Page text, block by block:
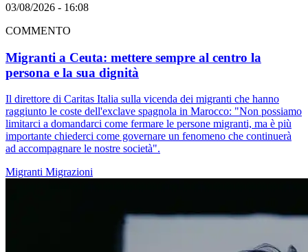
03/08/2026 - 16:08
COMMENTO
Migranti a Ceuta: mettere sempre al centro la
persona e la sua dignità
Il direttore di Caritas Italia sulla vicenda dei migranti che hanno
raggiunto le coste dell'exclave spagnola in Marocco: "Non possiamo
limitarci a domandarci come fermare le persone migranti, ma è più
importante chiederci come governare un fenomeno che continuerà
ad accompagnare le nostre società".
Migranti Migrazioni